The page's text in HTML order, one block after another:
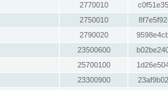
2770010
2750010
2790020
23500600
25700100
23300900